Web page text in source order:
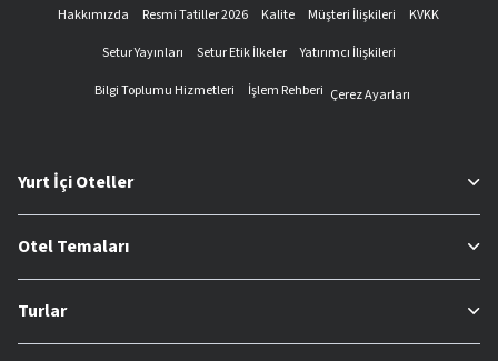
Hakkımızda Resmi Tatiller 2026 Kalite Müşteri İlişkileri
KVKK
Setur Yayınları
Setur Etik İlkeler
Yatırımcı İlişkileri
Bilgi Toplumu Hizmetleri
İşlem Rehberi Çerez Ayarları
Yurt İçi Oteller
Otel Temaları
Turlar